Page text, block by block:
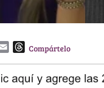
T
e
Compártelo